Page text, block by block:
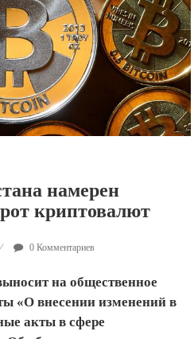
намерен
криптовалют
0 Комментариев
на общественное
«О внесении изменений в
акты в сфере